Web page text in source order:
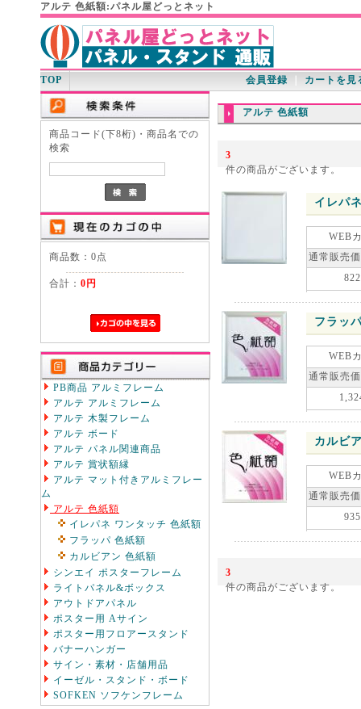
アルテ 色紙額:パネル屋どっとネット
TOP 会員登録 カートを見
商品コード(下8桁)・商品名での
検索
商品数：0点
合計： 0円
PB商品 アルミフレーム
アルテ アルミフレーム
アルテ 木製フレーム
アルテ ボード
アルテ パネル関連商品
アルテ 賞状額縁
アルテ マット付きアルミフレー
ム
アルテ 色紙額
イレパネ ワンタッチ 色紙額
フラッパ 色紙額
カルビアン 色紙額
シンエイ ポスターフレーム
ライトパネル&ボックス
アウトドアパネル
ポスター用 Aサイン
ポスター用フロアースタンド
バナーハンガー
サイン・素材・店舗用品
イーゼル・スタンド・ボード
SOFKEN ソフケンフレーム
アルテ 色紙額
3
件の商品がございます。
イレパ
WEB
通常販売
822
フラッ
WEB
通常販売
カルビ
WEB
通常販売
935
3
件の商品がございます。